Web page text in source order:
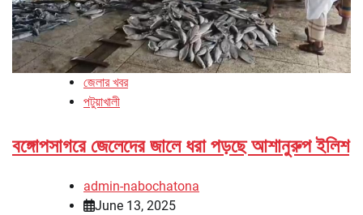
জেলার খবর
পটুয়াখালী
বঙ্গোপসাগরে জেলেদের জালে ধরা পড়ছে আশানুরুপ ইলিশ
admin-nabochatona
June 13, 2025